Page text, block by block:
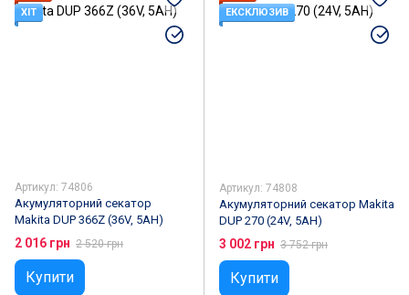
ХІТ
Артикул: 74806
Акумуляторний секатор
Makita DUP 366Z (36V, 5AH)
2 016 грн 2 520 грн
Купити
ЕКСКЛЮЗИВ
Артикул: 74808
Акумуляторний секатор Makita
DUP 270 (24V, 5AH)
3 002 грн 3 752 грн
Купити